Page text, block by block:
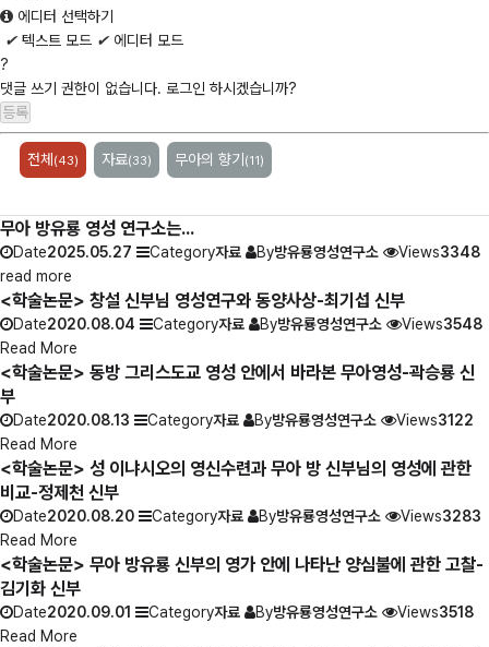
에디터 선택하기
✔ 텍스트 모드 ✔ 에디터 모드
?
댓글 쓰기 권한이 없습니다. 로그인 하시겠습니까?
전체 (43) 자료(33) 무아의 향기 (11)
무아 방유룡 영성 연구소는...
Date2025.05.27 Category자료 By방유룡영성연구소 Views3348
read more
<학술논문> 창설 신부님 영성연구와 동양사상-최기섭 신부
Date2020.08.04 Category자료 By방유룡영성연구소 Views3548
Read More
<학술논문> 동방 그리스도교 영성 안에서 바라본 무아영성-곽승룡 신
부
Date2020.08.13 Category자료 By방유룡영성연구소 Views3122
Read More
<학술논문> 성 이냐시오의 영신수련과 무아 방 신부님의 영성에 관한
비교-정제천 신부
Date2020.08.20 Category자료 By방유룡영성연구소 Views3283
Read More
<학술논문> 무아 방유룡 신부의 영가 안에 나타난 양심불에 관한 고찰-
김기화 신부
Date2020.09.01 Category자료 By방유룡영성연구소 Views3518
Read More